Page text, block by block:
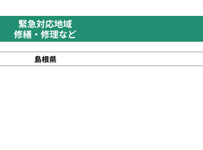
緊急対応地域
修繕・修理など
島根県